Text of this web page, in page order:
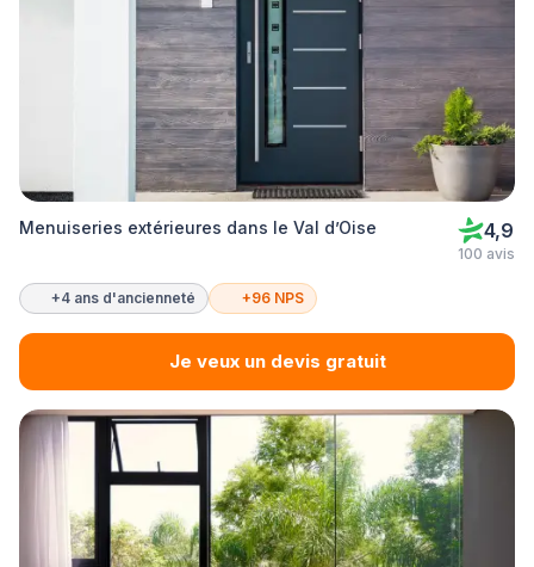
Menuiseries extérieures dans le Val d’Oise 4,9
100 avis
+4 ans d'ancienneté +96 NPS
Je veux un devis gratuit